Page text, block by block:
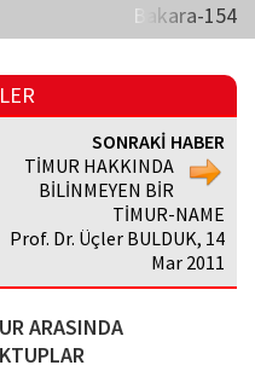
Bakara-154
SONRAKİ HABER
TİMUR HAKKINDA
BİLİNMEYEN BİR
TİMUR-NAME
Prof. Dr. Üçler BULDUK, 14
Mar 2011
ARASINDA